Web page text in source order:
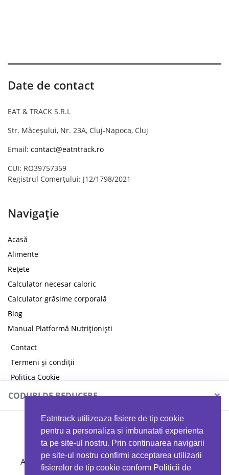
Eatntrack utilizeaza fisiere de tip cookie
pentru a personaliza si imbunatati experienta
ta pe site-ul nostru. Prin continuarea navigarii
pe site-ul nostru confirmi acceptarea utilizarii
fisierelor de tip cookie conform Politicii de
Date de contact
EAT & TRACK S.R.L
Str. Măceșului, Nr. 23A, Cluj-Napoca, Cluj
Email: contact@eatntrack.ro
CUI: RO39757359
Registrul Comerțului: J12/1798/2021
Navigație
Acasă
Alimente
Rețete
Calculator necesar caloric
Calculator grăsime corporală
Blog
Manual Platformă Nutriționiști
Contact
Termeni și condiții
Politica Cookie
Politica de confidențialitate
CODURI DE REDUCERE ×
MYPROTEIN
Ai 40%reducere la orice comandă folosind codul